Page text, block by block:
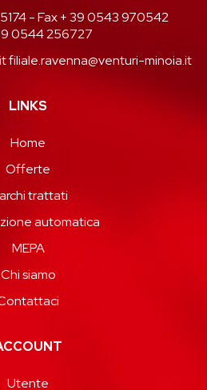
- Fax + 39 0543 970542
0544 256727
filiale.ravenna@venturi-minoia.it
LINKS
Home
Offerte
trattati
automatica
MEPA
Chi siamo
Utente